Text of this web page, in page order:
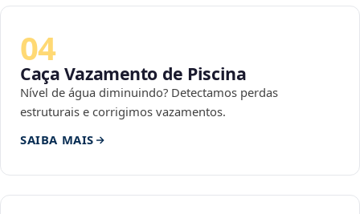
04
Caça Vazamento de Piscina
Nível de água diminuindo? Detectamos perdas
estruturais e corrigimos vazamentos.
SAIBA MAIS